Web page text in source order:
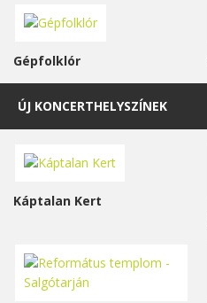
Gépfolklór
ÚJ KONCERTHELYSZÍNEK
Káptalan Kert